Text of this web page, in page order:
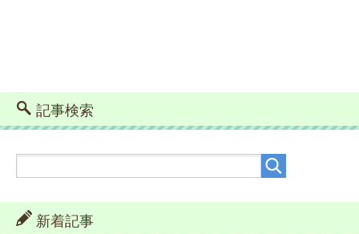
記事検索
新着記事